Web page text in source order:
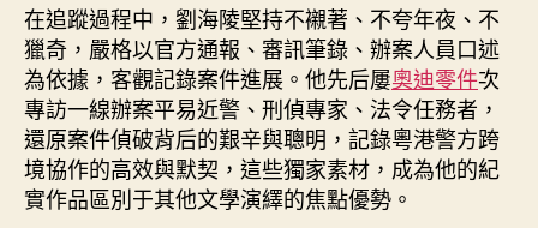
在追蹤過程中，劉海陵堅持不襯著、不夸年夜、不
獵奇，嚴格以官方通報、審訊筆錄、辦案人員口述
為依據，客觀記錄案件進展。他先后屢奧迪零件次
專訪一線辦案平易近警、刑偵專家、法令任務者，
還原案件偵破背后的艱辛與聰明，記錄粵港警方跨
境協作的高效與默契，這些獨家素材，成為他的紀
實作品區別于其他文學演繹的焦點優勢。